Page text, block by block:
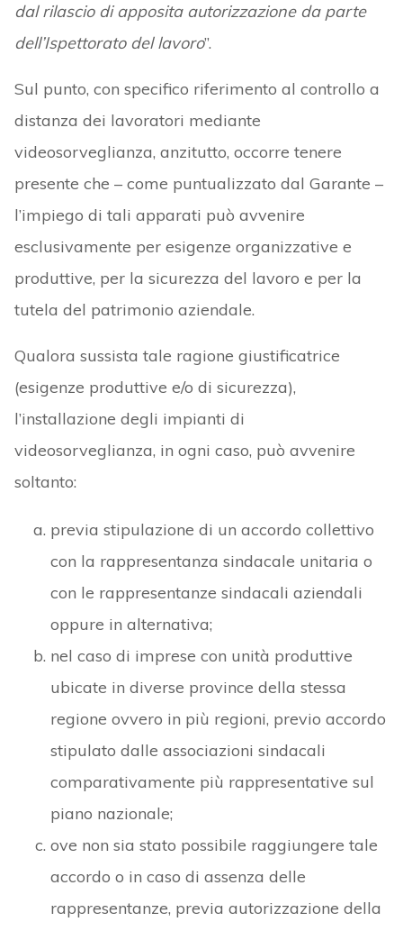
dal rilascio di apposita autorizzazione da parte
dell’Ispettorato del lavoro”.
Sul punto, con specifico riferimento al controllo a
distanza dei lavoratori mediante
videosorveglianza, anzitutto, occorre tenere
presente che – come puntualizzato dal Garante –
l’impiego di tali apparati può avvenire
esclusivamente per esigenze organizzative e
produttive, per la sicurezza del lavoro e per la
tutela del patrimonio aziendale.
Qualora sussista tale ragione giustificatrice
(esigenze produttive e/o di sicurezza),
l’installazione degli impianti di
videosorveglianza, in ogni caso, può avvenire
soltanto:
previa stipulazione di un accordo collettivo
con la rappresentanza sindacale unitaria o
con le rappresentanze sindacali aziendali
oppure in alternativa;
nel caso di imprese con unità produttive
ubicate in diverse province della stessa
regione ovvero in più regioni, previo accordo
stipulato dalle associazioni sindacali
comparativamente più rappresentative sul
piano nazionale;
ove non sia stato possibile raggiungere tale
accordo o in caso di assenza delle
rappresentanze, previa autorizzazione della